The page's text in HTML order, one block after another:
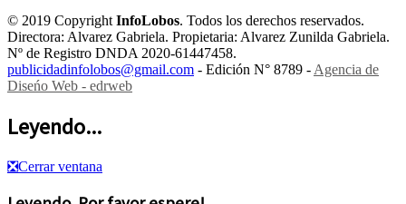
© 2019 CopyrightInfoLobos. Todos los derechos reservados.
Directora: Alvarez Gabriela. Propietaria: Alvarez Zunilda Gabriela.
Nº de Registro DNDA 2020-61447458.
publicidadinfolobos@gmail.com - Edición N° 8789 -Agencia de
Diseńo Web - edrweb
Leyendo...
❎Cerrar ventana